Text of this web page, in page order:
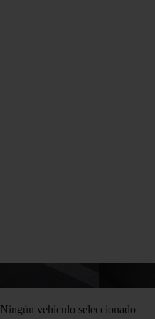
Ningún vehículo seleccionado